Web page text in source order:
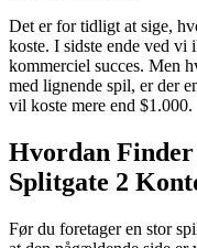
Det er for tidligt at sige,
koste. I sidste ende ved
kommerciel succes. Men
med lignende spil, er der
vil koste mere end $1.000.
Hvordan
Splitgate 2
Før du foretager en stor